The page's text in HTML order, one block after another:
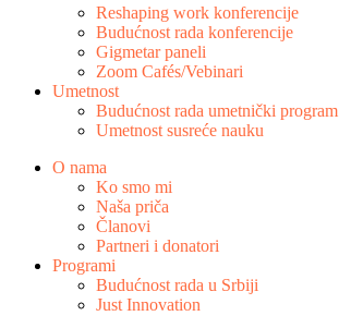
Reshaping work konferencije
Budućnost rada konferencije
Gigmetar paneli
Zoom Cafés/Vebinari
Umetnost
Budućnost rada umetnički program
Umetnost susreće nauku
O nama
Ko smo mi
Naša priča
Članovi
Partneri i donatori
Programi
Budućnost rada u Srbiji
Just Innovation